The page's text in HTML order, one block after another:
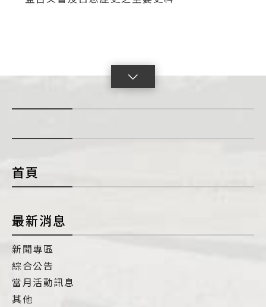
首頁
最新消息
新聞專區
綜合公告
當月活動訊息
其他